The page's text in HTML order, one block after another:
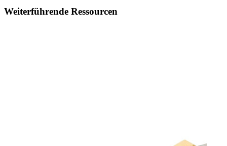
Weiterführende Ressourcen